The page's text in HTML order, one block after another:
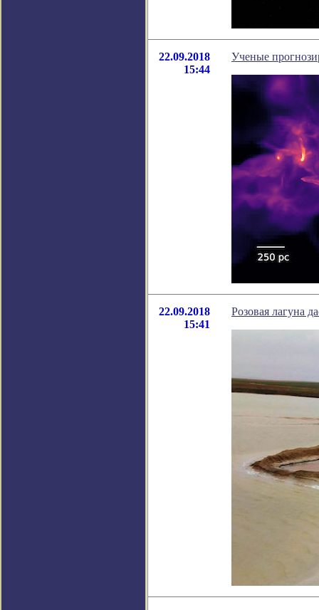
22.09.2018
15:44
Ученые
22.09.2018
15:41
Розовая лагуна